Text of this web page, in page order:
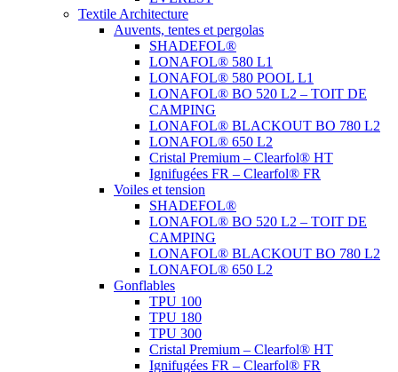
Textile Architecture
Auvents, tentes et pergolas
SHADEFOL®
LONAFOL® 580 L1
LONAFOL® 580 POOL L1
LONAFOL® BO 520 L2 – TOIT DE
CAMPING
LONAFOL® BLACKOUT BO 780 L2
LONAFOL® 650 L2
Cristal Premium – Clearfol® HT
Ignifugées FR – Clearfol® FR
Voiles et tension
SHADEFOL®
LONAFOL® BO 520 L2 – TOIT DE
CAMPING
LONAFOL® BLACKOUT BO 780 L2
LONAFOL® 650 L2
Gonflables
TPU 100
TPU 180
TPU 300
Cristal Premium – Clearfol® HT
Ignifugées FR – Clearfol® FR